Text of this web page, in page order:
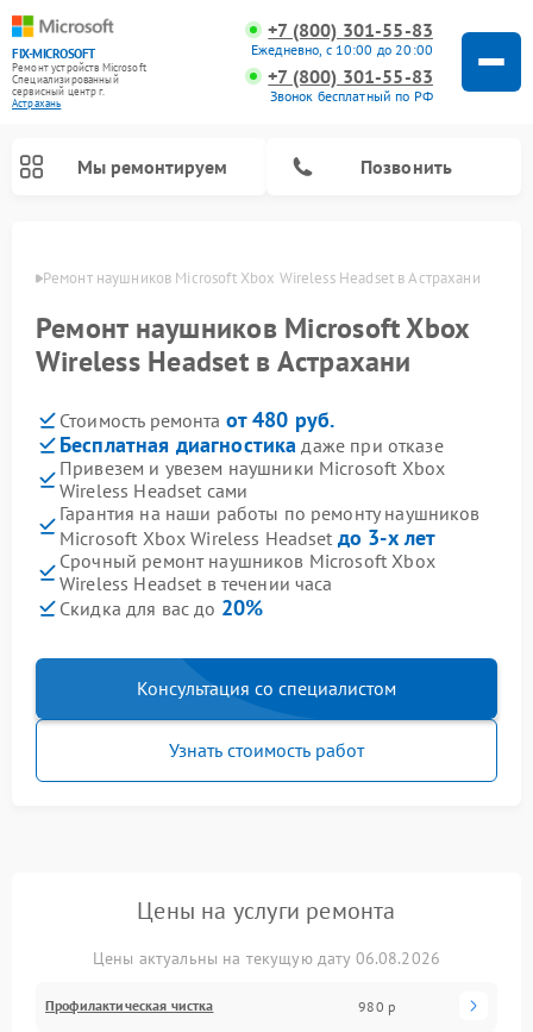
FIX-MICROSOFT
Ремонт устройств Microsoft
Специализированный
cервисный центр г.
Астрахань
+7 (800) 301-55-83
Ежедневно, с 10:00 до 20:00
+7 (800) 301-55-83
Звонок бесплатный по РФ
Мы ремонтируем Позвонить
Ремонт наушников Microsoft Xbox Wireless Headset в Астрахани
Ремонт наушников Microsoft Xbox
Wireless Headset в Астрахани
Стоимость ремонта от 480 руб.
Бесплатная диагностика даже при отказе
Привезем и увезем наушники Microsoft Xbox
Wireless Headset сами
Гарантия на наши работы по ремонту наушников
Microsoft Xbox Wireless Headset до 3-х лет
Срочный ремонт наушников Microsoft Xbox
Wireless Headset в течении часа
Скидка для вас до 20%
Консультация со специалистом
Узнать стоимость работ
Цены на услуги ремонта
Цены актуальны на текущую дату 06.08.2026
Профилактическая чистка 980 р